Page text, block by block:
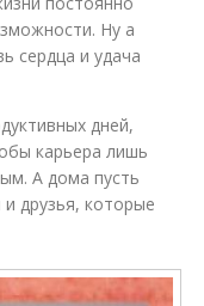
Ну а
сердца и удача
дней,
карьера лишь
А дома пусть
друзья, которые